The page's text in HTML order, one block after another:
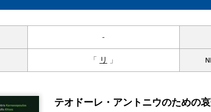
-
「 リ 」
テオドーレ・アントニウのための